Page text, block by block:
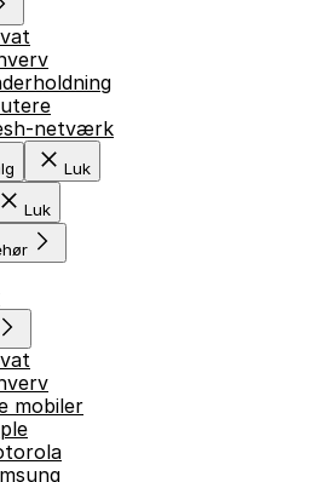
netværk
Luk
Luk
mobiler